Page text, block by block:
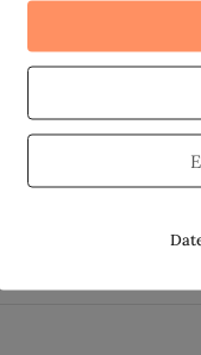
richtige
Dieser Beitrag
Kupfer. Für diesen
und das hat
mit...